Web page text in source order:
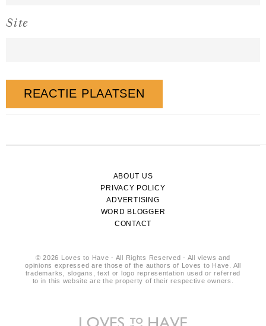
Site
ABOUT US
PRIVACY POLICY
ADVERTISING
WORD BLOGGER
CONTACT
© 2026 Loves to Have - All Rights Reserved - All views and
opinions expressed are those of the authors of Loves to Have. All
trademarks, slogans, text or logo representation used or referred
to in this website are the property of their respective owners.